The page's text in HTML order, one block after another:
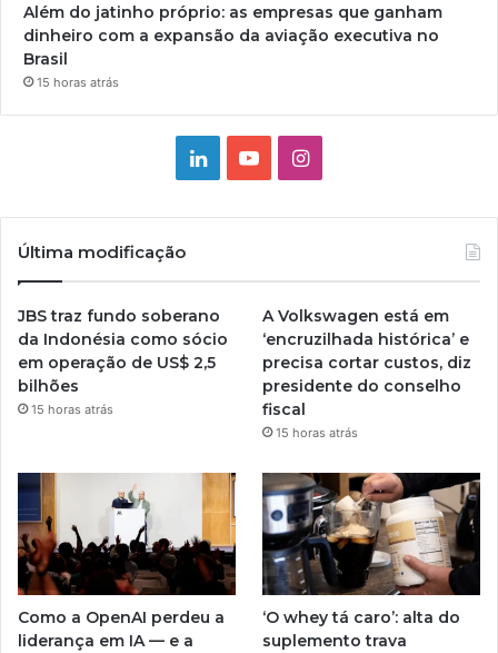
Além do jatinho próprio: as empresas que ganham
dinheiro com a expansão da aviação executiva no
Brasil
15 horas atrás
LinkedinYouTubeInstagram
Última modificação
JBS traz fundo soberano
da Indonésia como sócio
em operação de US$ 2,5
bilhões
15 horas atrás
A Volkswagen está em
‘encruzilhada histórica’ e
precisa cortar custos, diz
presidente do conselho
fiscal
15 horas atrás
Como a OpenAI perdeu a
liderança em IA — e a
‘O whey tá caro’: alta do
suplemento trava